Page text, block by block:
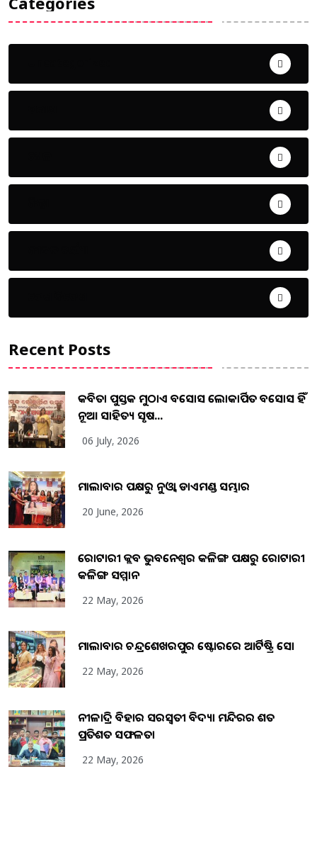
Recent Posts
କବିତା ପୁସ୍ତକ ମୁଠାଏ ଅବସୋସ ଲୋକାର୍ପିତ ଅବସୋସ ହିଁ
ନୂଆ ସାହିତ୍ୟ ସୃଷ...
06 July, 2026
ମାଲାବାର ପକ୍ଷରୁ ନୁଓ୍ବା ଡାଏମଣ୍ଡ ସମ୍ଭାର
20 June, 2026
ରୋଟାରୀ କ୍ଲବ ଭୁବନେଶ୍ୱର କଳିଙ୍ଗ ପକ୍ଷରୁ ରୋଟାରୀ
କଳିଙ୍ଗ ସମ୍ମାନ
22 May, 2026
ମାଲାବାର ଚନ୍ଦ୍ରଶେଖରପୁର ଷ୍ଟୋରରେ ଆର୍ଟିଷ୍ଟ୍ରି ସୋ
22 May, 2026
ନୀଳାଦ୍ରି ବିହାର ସରସ୍ୱତୀ ବିଦ୍ୟା ମନ୍ଦିରର ଶତ
ପ୍ରତିଶତ ସଫଳତା
22 May, 2026